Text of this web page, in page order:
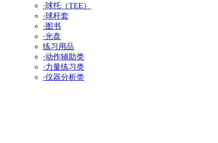
·球托（TEE）
·球杆套
·图书
·光盘
练习用品
·动作辅助类
·力量练习类
·仪器分析类